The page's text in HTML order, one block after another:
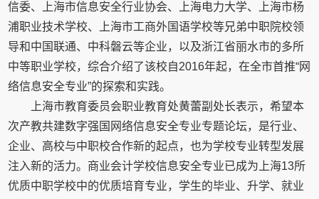
信委、上海市信息安全行业协会、上海电力大学、上海市杨
浦职业技术学校、上海市工商外国语学校等兄弟中职院校领
导和中国联通、中科磐云等企业，以及浙江省丽水市的多所
中等职业学校，综合介绍了该校自2016年起，在全市首推“网
络信息安全专业”的探索和实践。
上海市教育委员会职业教育处黄蕾副处长表示，希望本
次产教共建数字强国网络信息安全专业专题论坛，是行业、
企业、高校与中职校合作新的起点，也为学校专业转型发展
注入新的活力。商业会计学校信息安全专业已成为上海13所
优质中职学校中的优质培育专业，学生的毕业、升学、就业